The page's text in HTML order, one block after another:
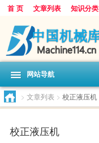
首 页 文章列表 知识分类
网站导航
> 文章列表 > 校正液压机
校正液压机